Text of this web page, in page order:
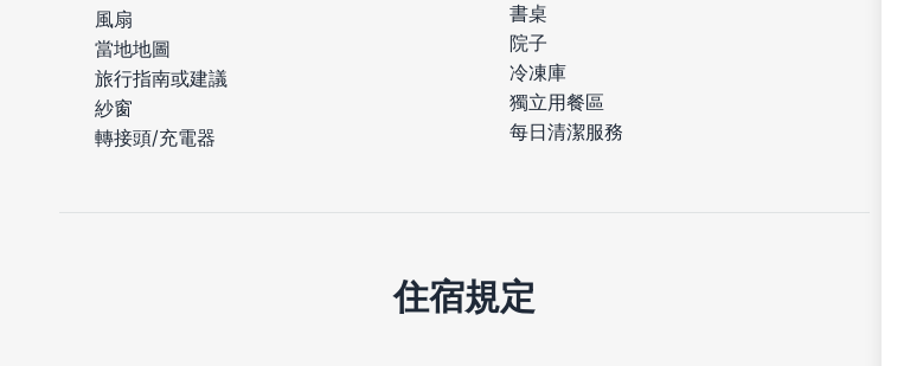
風扇
當地地圖
旅行指南或建議
紗窗
轉接頭/充電器
書桌
院子
冷凍庫
獨立用餐區
每日清潔服務
住宿規定